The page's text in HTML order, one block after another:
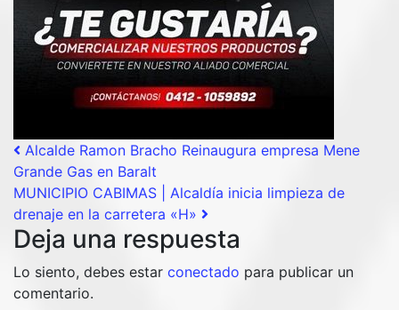
Post navigation
Alcalde Ramon Bracho Reinaugura empresa Mene
Grande Gas en Baralt
MUNICIPIO CABIMAS | Alcaldía inicia limpieza de
drenaje en la carretera «H»
Deja una respuesta
Lo siento, debes estar conectado para publicar un
comentario.